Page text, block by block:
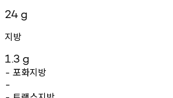
24 g
지방
1.3 g
- 포화지방
-